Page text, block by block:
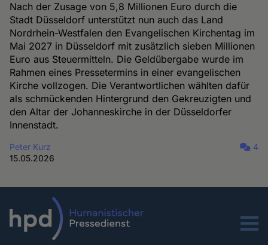
Nach der Zusage von 5,8 Millionen Euro durch die
Stadt Düsseldorf unterstützt nun auch das Land
Nordrhein-Westfalen den Evangelischen Kirchentag im
Mai 2027 in Düsseldorf mit zusätzlich sieben Millionen
Euro aus Steuermitteln. Die Geldübergabe wurde im
Rahmen eines Pressetermins in einer evangelischen
Kirche vollzogen. Die Verantwortlichen wählten dafür
als schmückenden Hintergrund den Gekreuzigten und
den Altar der Johanneskirche in der Düsseldorfer
Innenstadt.
Peter Kurz
15.05.2026
4
Menu